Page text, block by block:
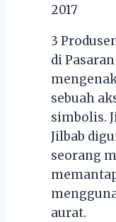
2017
3
di
sebuah
simbolis.
Jilbab
seorang
aurat.